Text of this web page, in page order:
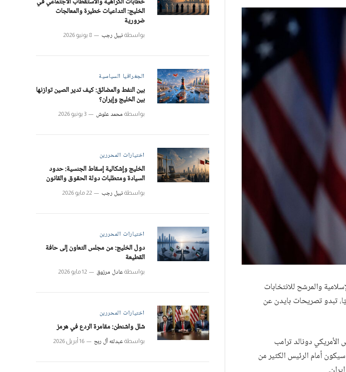
والمرشح للانتخابات
تبدو تصريحات بايدن عن
الأمريكي دونالد ترامب
سيكون أمام الرئيس الكثير من
الخليج: التداعيات خطيرة والمعالجات
ضرورية
بواسطة نبيل رجب 8 يونيو 2026
الجغرافيا السياسية
بين النفط والمضائق: كيف تدير الصين توازنها
بين الخليج وإيران؟
بواسطة محمد علوش 3 يونيو 2026
اختيارات المحررين
الخليج وإشكالية إسقاط الجنسية: حدود
السيادة ومتطلبات دولة الحقوق والقانون
بواسطة نبيل رجب 22 مايو 2026
اختيارات المحررين
دول الخليج: من مجلس التعاون إلى حافة
القطيعة
بواسطة عادل مرزوق 12 مايو 2026
اختيارات المحررين
شلل واشنطن: مقامرة الردع في هرمز
بواسطة عبدلله آل ربح 16 أبريل 2026